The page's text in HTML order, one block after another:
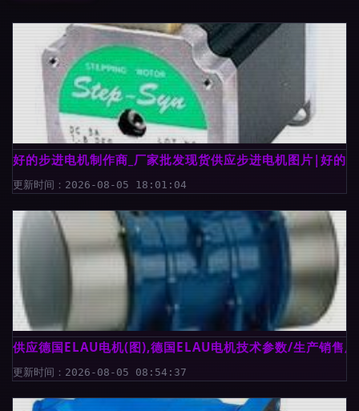
好的步进电机制作商_厂家批发现货供应步进电机图片|好的
更新时间：2026-08-05 18:01:04
供应德国ELAU电机(图),德国ELAU电机技术参数/生产销售
更新时间：2026-08-05 08:54:37